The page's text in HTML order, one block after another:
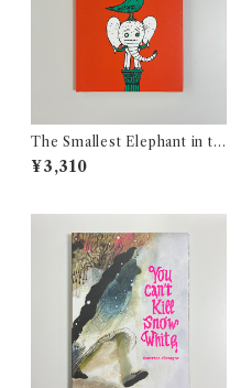
The Smallest Elephant in th
e World
¥3,310